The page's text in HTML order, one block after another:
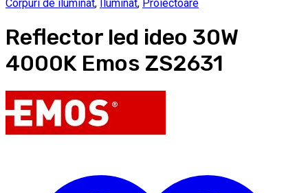
Corpuri de iluminat, Iluminat, Proiectoare
Reflector led ideo 30W
4000K Emos ZS2631